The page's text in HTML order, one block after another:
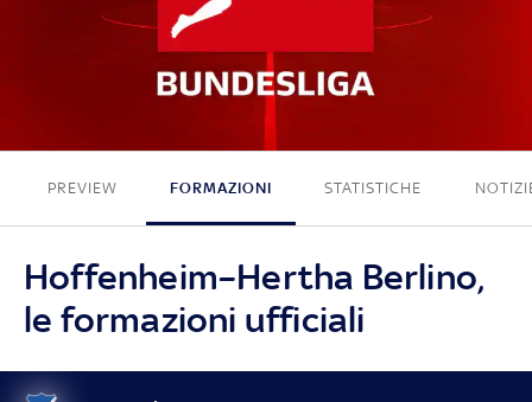
3 - 1
PREVIEW FORMAZIONI STATISTICHE
Hoffenheim–Hertha Berlino,
le formazioni ufficiali